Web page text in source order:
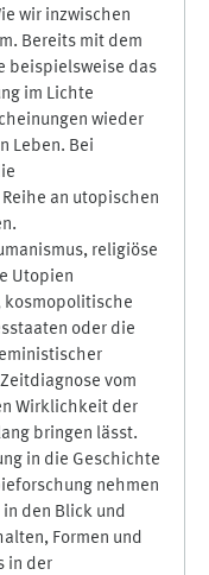
wir inzwischen
Bereits mit dem
beispielsweise das
im Lichte
wieder
Leben. Bei
an utopischen
religiöse
Utopien
kosmopolitische
oder die
vom
Wirklichkeit der
bringen lässt.
in die Geschichte
nehmen
den Blick und
Formen und
in der